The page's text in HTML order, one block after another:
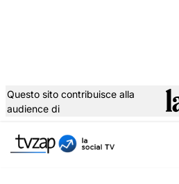
al
Questo sito contribuisce alla
audience di